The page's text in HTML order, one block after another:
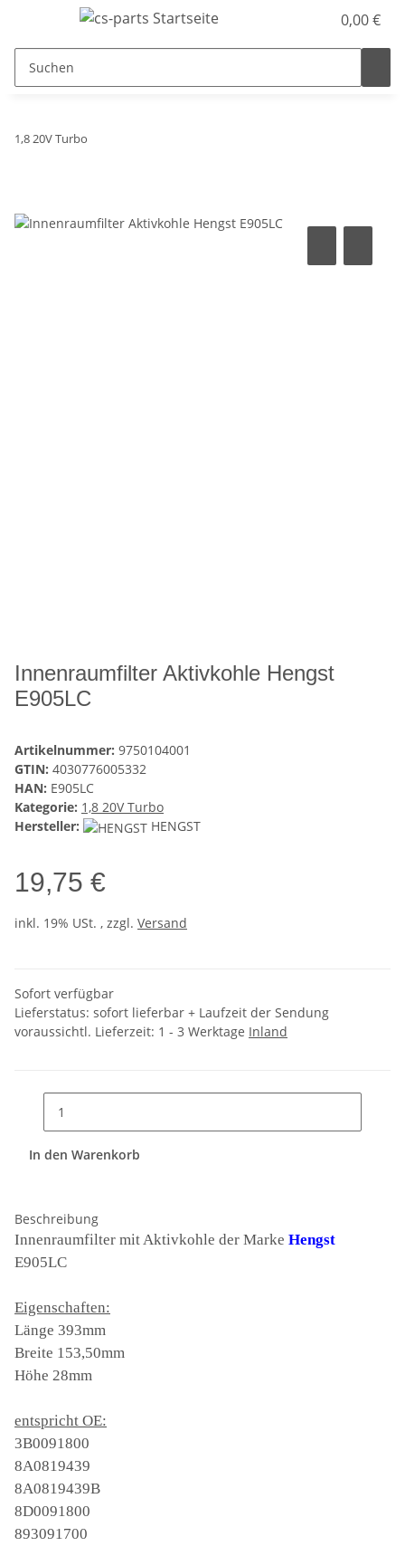
0,00 €
1,8 20V Turbo
Innenraumfilter Aktivkohle Hengst
E905LC
Artikelnummer: 9750104001
GTIN: 4030776005332
HAN: E905LC
Kategorie: 1,8 20V Turbo
Hersteller:
HENGST
19,75 €
inkl. 19% USt. , zzgl. Versand
Sofort verfügbar
Lieferstatus: sofort lieferbar + Laufzeit der Sendung
voraussichtl. Lieferzeit: 1 - 3 Werktage Inland
In den Warenkorb
Beschreibung
Innenraumfilter mit Aktivkohle der Marke Hengst
E905LC
Eigenschaften:
Länge 393mm
Breite 153,50mm
Höhe 28mm
entspricht OE:
3B0091800
8A0819439
8A0819439B
8D0091800
893091700